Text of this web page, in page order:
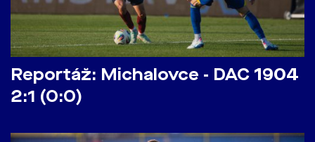
Reportáž: Michalovce - DAC 1904
2:1 (0:0)